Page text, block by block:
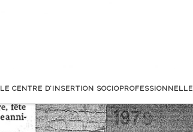
LE CENTRE D’INSERTION SOCIOPROFESSIONNELLE